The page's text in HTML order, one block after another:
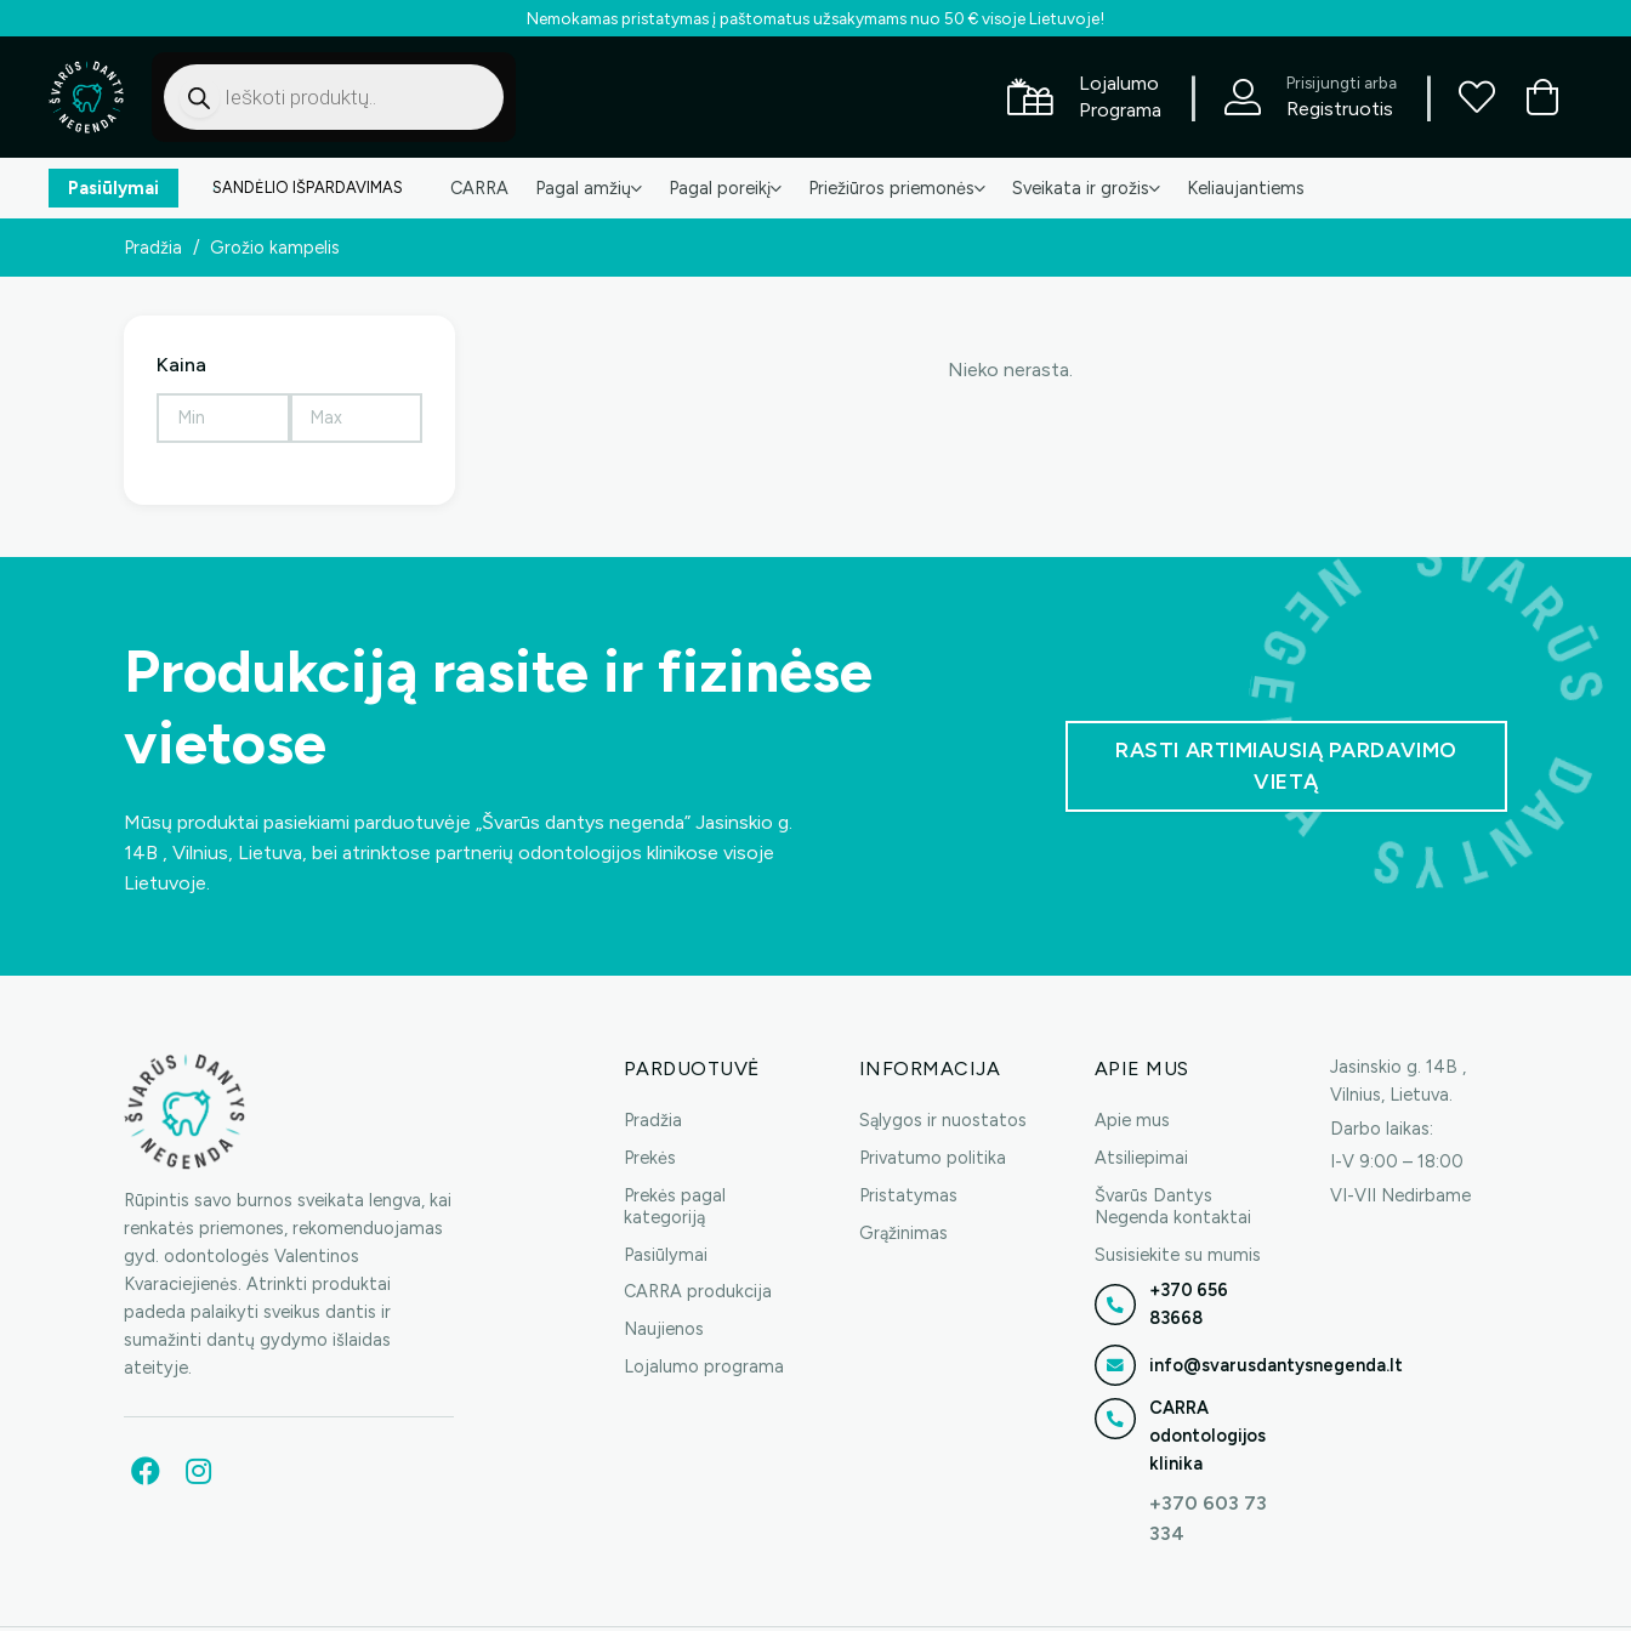
Nemokamas pristatymas į paštomatus užsakymams nuo 50 € visoje Lietuvoje!
Products
search
Lojalumo
Programa
Prisijungti arba
Registruotis
Pasiūlymai SANDĖLIO IŠPARDAVIMAS CARRA Pagal amžių Pagal poreikį Priežiūros priemonės Sveikata ir grožis Keliaujantiems
Pradžia / Grožio kampelis
Kaina Nieko nerasta.
Produkciją rasite ir fizinėse
vietose
Mūsų produktai pasiekiami parduotuvėje „Švarūs dantys negenda” Jasinskio g.
14B , Vilnius, Lietuva, bei atrinktose partnerių odontologijos klinikose visoje
Lietuvoje.
RASTI ARTIMIAUSIĄ PARDAVIMO
VIETĄ
Rūpintis savo burnos sveikata lengva, kai
renkatės priemones, rekomenduojamas
gyd. odontologės Valentinos
Kvaraciejienės. Atrinkti produktai
padeda palaikyti sveikus dantis ir
sumažinti dantų gydymo išlaidas
ateityje.
PARDUOTUVĖ
Pradžia
Prekės
Prekės pagal
kategoriją
Pasiūlymai
CARRA produkcija
Naujienos
Lojalumo programa
INFORMACIJA
Sąlygos ir nuostatos
Privatumo politika
Pristatymas
Grąžinimas
APIE MUS
Apie mus
Atsiliepimai
Švarūs Dantys
Negenda kontaktai
Susisiekite su mumis
+370 656
83668
info@svarusdantysnegenda.lt
CARRA
odontologijos
klinika
+370 603 73
334
Jasinskio g. 14B ,
Vilnius, Lietuva.
Darbo laikas:
I-V 9:00 – 18:00
VI-VII Nedirbame